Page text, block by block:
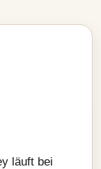
läuft bei